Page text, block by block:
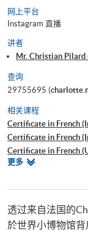
网上平台
Instagram 直播
讲者
Mr. Christian
查询
29755695 (
相关课程
Certificate in French
Certificate in French
Certificate in French
Certificate in French
更多相
透过来自法国的
於世界小博物馆